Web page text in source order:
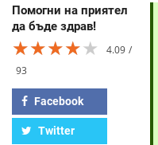
Помогни на приятел
да бъде здрав!
★★★★★
★★★★★
★★★★★
4.09
93
Facebook
Twitter